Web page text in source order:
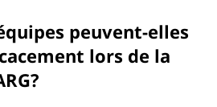
peuvent-elles
lors de la